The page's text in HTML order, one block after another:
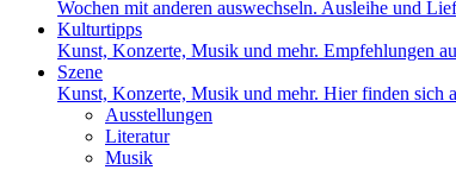
Wochen mit anderen auswechseln. Ausleihe und
Kulturtipps
Kunst, Konzerte, Musik und mehr. Empfehlungen
Szene
Kunst, Konzerte, Musik und mehr. Hier finden sich
Ausstellungen
Literatur
Musik